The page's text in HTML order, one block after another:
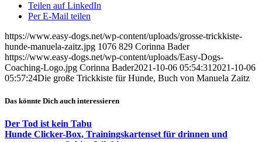
Teilen auf LinkedIn
Per E-Mail teilen
https://www.easy-dogs.net/wp-content/uploads/grosse-trickkiste-
hunde-manuela-zaitz.jpg 1076 829 Corinna Bader
https://www.easy-dogs.net/wp-content/uploads/Easy-Dogs-
Coaching-Logo.jpg Corinna Bader2021-10-06 05:54:31 2021-10-06
05:57:24Die große Trickkiste für Hunde, Buch von Manuela Zaitz
Das könnte Dich auch interessieren
Der Tod ist kein Tabu
Hunde Clicker-Box, Trainingskartenset für drinnen und